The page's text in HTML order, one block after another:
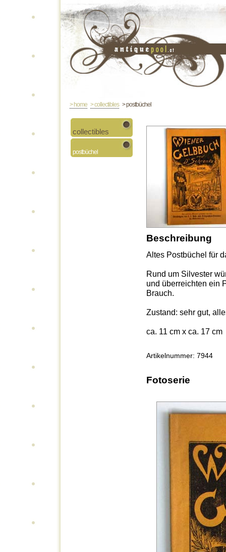
> home > collectibles> postbüchel
collectibles
postbüchel
Beschreibung
Altes Postbüchel für
Rund um Silvester
und überreichten ein
Brauch.
Zustand: sehr gut,
ca. 11 cm x ca. 17 cm
Artikelnummer: 7944
Fotoserie